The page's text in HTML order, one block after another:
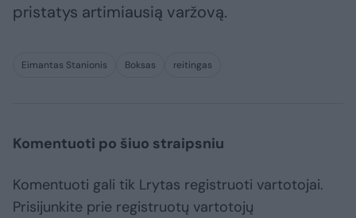
pristatys artimiausią varžovą.
Eimantas Stanionis Boksas reitingas
Komentuoti po šiuo straipsniu
Komentuoti gali tik Lrytas registruoti vartotojai.
Prisijunkite prie registruotų vartotojų